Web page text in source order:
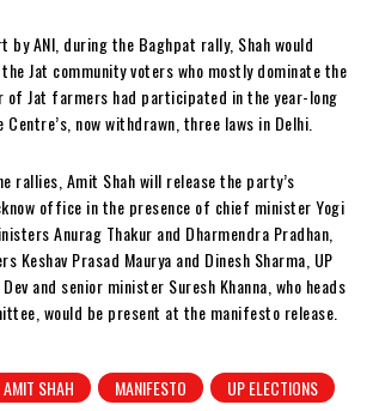
by ANI, during the Baghpat rally, Shah would
Jat community voters who mostly dominate the
of Jat farmers had participated in the year-long
now withdrawn, three laws in Delhi.
rallies, Amit Shah will release the party’s
office in the presence of chief minister Yogi
Anurag Thakur and Dharmendra Pradhan,
Keshav Prasad Maurya and Dinesh Sharma, UP
and senior minister Suresh Khanna, who heads
would be present at the manifesto release.
AMIT SHAH MANIFESTO UP ELECTIONS